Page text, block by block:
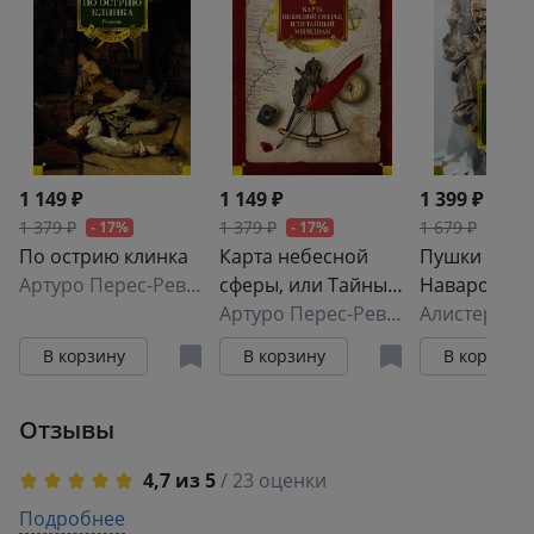
1 149 ₽
1 379 ₽ - 17%
По острию клинка
Артуро Перес-Реверте
В корзину
1 149 ₽
1 379 ₽ - 17%
Карта небесной
сферы, или Тайный
меридиан
Артуро Перес-Реверте
В корзину
1 399 ₽
1 679 ₽
Пушки
Наварон
Алистер
В корзину
Отзывы
4,7 из 5/ 23 оценки
5
Подробнее